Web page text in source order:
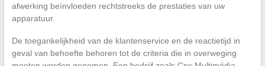
afwerking beïnvloeden rechtstreeks de prestaties van uw
apparatuur.
De toegankelijkheid van de klantenservice en de reactietijd in
geval van behoefte behoren tot de criteria die in overweging